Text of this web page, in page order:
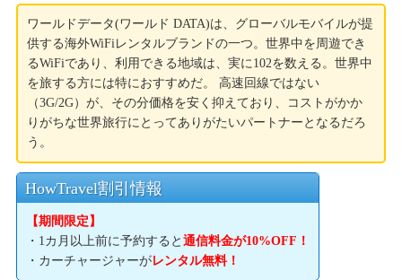
ワールドデータ(ワールド DATA)は、グローバルモバイルが提
供する海外WiFiレンタルブランドの一つ。世界中を周遊でき
るWiFiであり、利用できる地域は、実に102を数える。世界中
を旅する方には特におすすめだ。 高速回線ではない
（3G/2G）が、その分価格を安く抑えており、コストがかか
りがちな世界旅行にとってありがたいパートナーとなるだろ
う。
HowTravel割引情報
【期間限定】
・1カ月以上前に予約すると通信料金が10%OFF！
・カーチャージャーがレンタル無料！